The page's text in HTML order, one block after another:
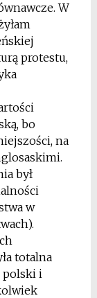
W
protestu,
bo
na
był
w
totalna
polski i